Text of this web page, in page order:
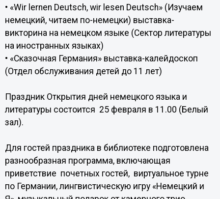
• «Wir lernen Deutsch, wir lesen Deutsch» (Изучаем
немецкий, читаем по-немецки) выставка-
викторина на немецком языке (Сектор литературы
на иностранных языках)
• «Сказочная Германия» выставка-калейдоскоп
(Отдел обслуживания детей до 11 лет)
Праздник Открытия дней немецкого языка и
литературы состоится 25 февраля в 11.00 (Белый
зал).
Для гостей праздника в библиотеке подготовлена
разнообразная программа, включающая
приветствие почетных гостей, виртуальное турне
по Германии, лингвистическую игру «Немецкий и